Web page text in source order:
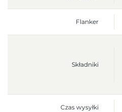
Flanker
Składniki
Czas wysyłki